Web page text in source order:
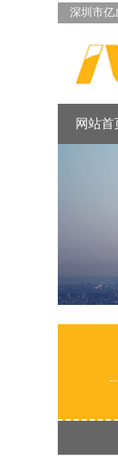
深圳市亿
网站首